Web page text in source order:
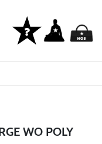
WO POLY